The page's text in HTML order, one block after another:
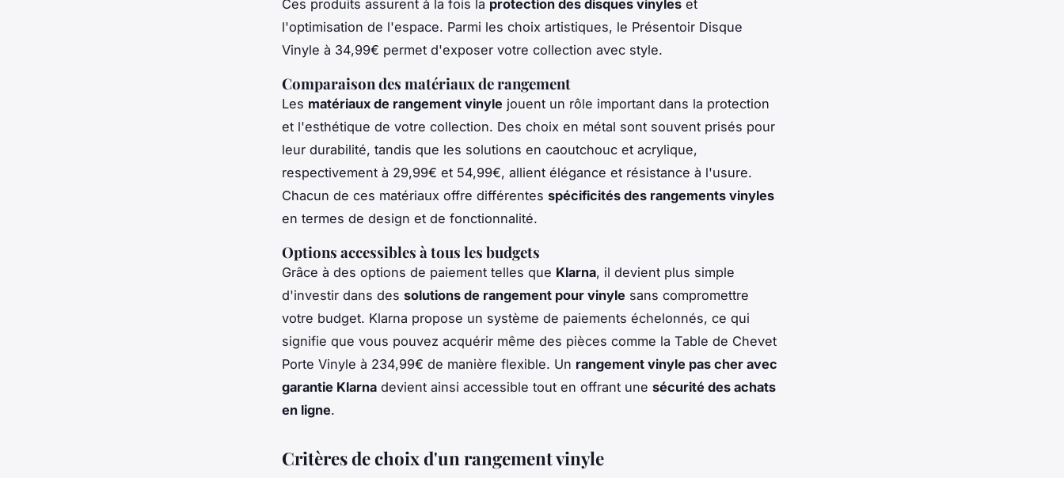
Ces produits assurent à la fois la protection des disques vinyles et
l'optimisation de l'espace. Parmi les choix artistiques, le Présentoir Disque
Vinyle à 34,99€ permet d'exposer votre collection avec style.
Comparaison des matériaux de rangement
Les matériaux de rangement vinyle jouent un rôle important dans la protection
et l'esthétique de votre collection. Des choix en métal sont souvent prisés pour
leur durabilité, tandis que les solutions en caoutchouc et acrylique,
respectivement à 29,99€ et 54,99€, allient élégance et résistance à l'usure.
Chacun de ces matériaux offre différentes spécificités des rangements vinyles
en termes de design et de fonctionnalité.
Options accessibles à tous les budgets
Grâce à des options de paiement telles que Klarna, il devient plus simple
d'investir dans des solutions de rangement pour vinyle sans compromettre
votre budget. Klarna propose un système de paiements échelonnés, ce qui
signifie que vous pouvez acquérir même des pièces comme la Table de Chevet
Porte Vinyle à 234,99€ de manière flexible. Un rangement vinyle pas cher avec
garantie Klarna devient ainsi accessible tout en offrant une sécurité des achats
en ligne.
Critères de choix d'un rangement vinyle